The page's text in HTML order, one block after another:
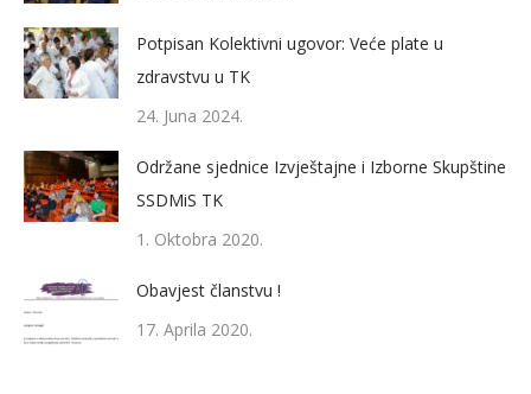
Potpisan Kolektivni ugovor: Veće plate u
zdravstvu u TK
24. Juna 2024.
Održane sjednice Izvještajne i Izborne Skupštine
SSDMiS TK
1. Oktobra 2020.
Obavjest članstvu !
17. Aprila 2020.